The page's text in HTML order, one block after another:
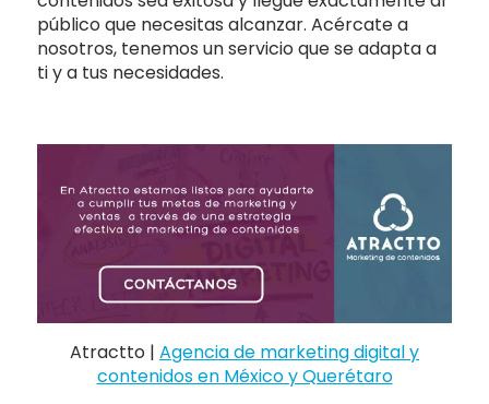
público que necesitas alcanzar. Acércate a
nosotros, tenemos un servicio que se adapta a
ti y a tus necesidades.
Atractto | Agencia de marketing digital y
contenidos en México y Querétaro